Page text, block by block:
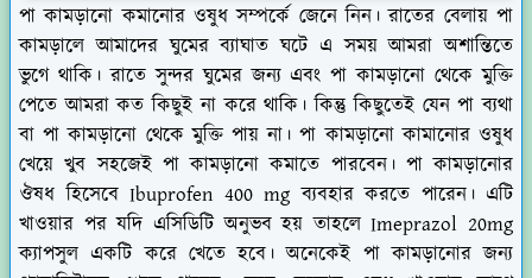
পা কামড়ানো কমানোর ওষুধ সম্পর্কে জেনে নিন। রাতের বেলায় পা
কামড়ালে আমাদের ঘুমের ব্যাঘাত ঘটে এ সময় আমরা অশান্তিতে
ভুগে থাকি। রাতে সুন্দর ঘুমের জন্য এবং পা কামড়ানো থেকে মুক্তি
পেতে আমরা কত কিছুই না করে থাকি। কিন্তু কিছুতেই যেন পা ব্যথা
বা পা কামড়ানো থেকে মুক্তি পায় না। পা কামড়ানো কামানোর ওষুধ
খেয়ে খুব সহজেই পা কামড়ানো কমাতে পারবেন। পা কামড়ানোর
ঔষধ হিসেবে Ibuprofen 400 mg ব্যবহার করতে পারেন। এটি
খাওয়ার পর যদি এসিডিটি অনুভব হয় তাহলে Imeprazol 20mg
ক্যাপসুল একটি করে খেতে হবে। অনেকেই পা কামড়ানোর জন্য